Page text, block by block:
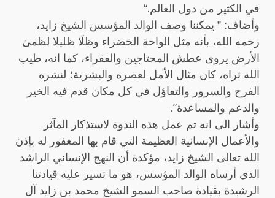
في الكثير من دول العالم“.
وأضاف: ” يمكننا وصف الوالد المؤسس الشيخ زايد،
رحمه الله، بأنه مثل الواحة الخضراء وظلَا ظليلا لظمئ
الأرض يروى عطش المحتاجين والفقراء، كما انه، طيب
الله ثراه، كان مثال الأمل لعصره والبشرية؛ لنشره
الفرح والسرور والتفاؤل في كل مكان قدم فيه الخير
والدعم والمساعدة.”
وأشار الى انه تم عمل هذه الندوة لاستذكار المآثر
والأعمال الإنسانية العظيمة التي قام بها المغفور له بإذن
الله تعالى الشيخ زايد، مؤكدة أن النهج الإنساني الراشد
الذي أرساه الوالد المؤسس، هو ما تسير عليه قيادتنا
الرشيدة بقيادة صاحب السمو الشيخ محمد بن زايد آل